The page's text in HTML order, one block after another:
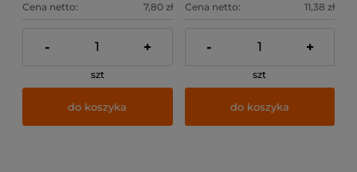
Cena netto:
7,80 zł
- +
szt
do koszyka
Cena netto:
11,38 zł
- +
szt
do koszyka